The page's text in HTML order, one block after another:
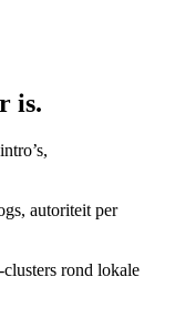
is.
autoriteit per
rond lokale